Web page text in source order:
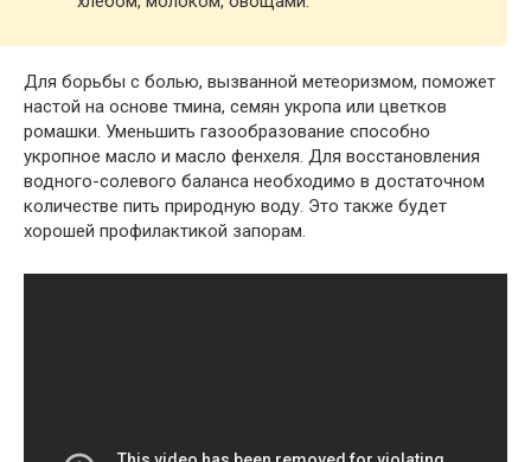
Для борьбы с болью, вызванной метеоризмом, поможет
настой на основе тмина, семян укропа или цветков
ромашки. Уменьшить газообразование способно
укропное масло и масло фенхеля. Для восстановления
водного-солевого баланса необходимо в достаточном
количестве пить природную воду. Это также будет
хорошей профилактикой запорам.